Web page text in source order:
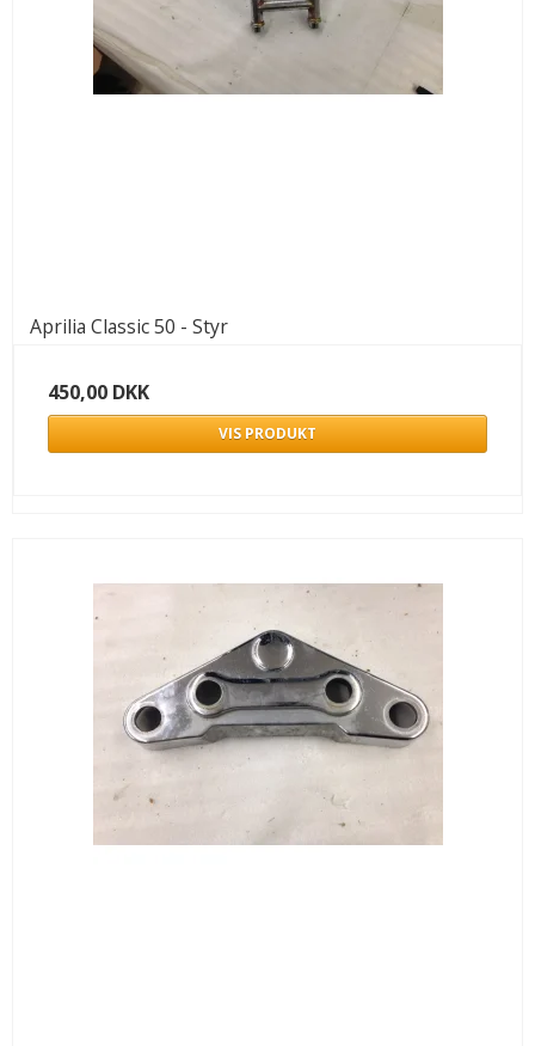
Aprilia Classic 50 - Styr
450,00 DKK
VIS PRODUKT